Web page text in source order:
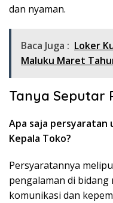
dan nyaman.
Baca Juga : Loker
Maluku Maret
Tanya Seputar
Apa saja persyaratan
Kepala Toko?
Persyaratannya
pengalaman di
komunikasi dan